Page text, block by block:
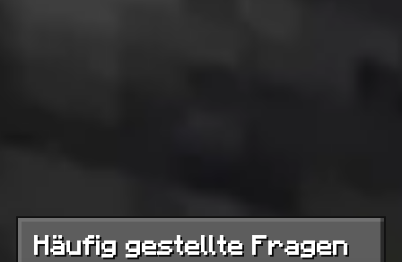
Häufig gestellte Fragen